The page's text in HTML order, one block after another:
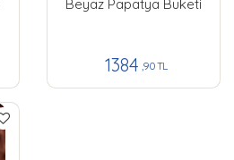
Beyaz Papatya Buketi
1384 ,90 TL